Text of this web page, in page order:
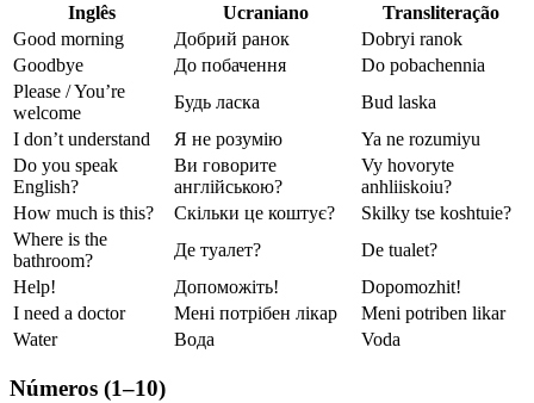
Inglês Ucraniano
Transliteração
Good morning
Добрий ранок
Dobryi ranok
Goodbye
До побачення
Do pobachennia
Please / You’re
welcome
Будь ласка
Bud laska
I don’t understand
Я не розумію
Ya ne rozumiyu
Do you speak
English?
Ви говорите
англійською?
Vy hovoryte
anhliiskoiu?
How much is this?
Скільки це коштує?
Skilky tse koshtuie?
Where is the
bathroom?
Де туалет?
De tualet?
Help!
Допоможіть!
Dopomozhit!
I need a doctor
Мені потрібен лікар
Meni potriben likar
Water
Вода Voda
Números (1–10)